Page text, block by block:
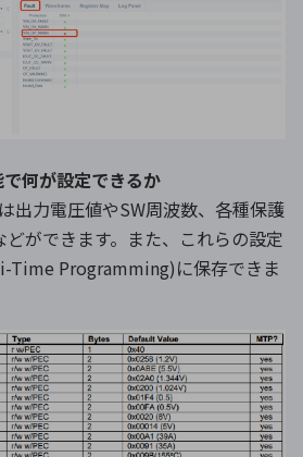
何が設定できるか
出力電圧値やSW周波数、各種保護
ができます。また、これらの設定
Time Programming)に保存できま